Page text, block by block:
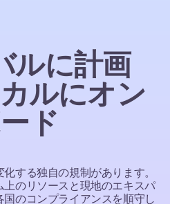
ルに計画
ルにオン
ド
する独自の規制があります。
のリソースと現地のエキスパ
のコンプライアンスを順守し